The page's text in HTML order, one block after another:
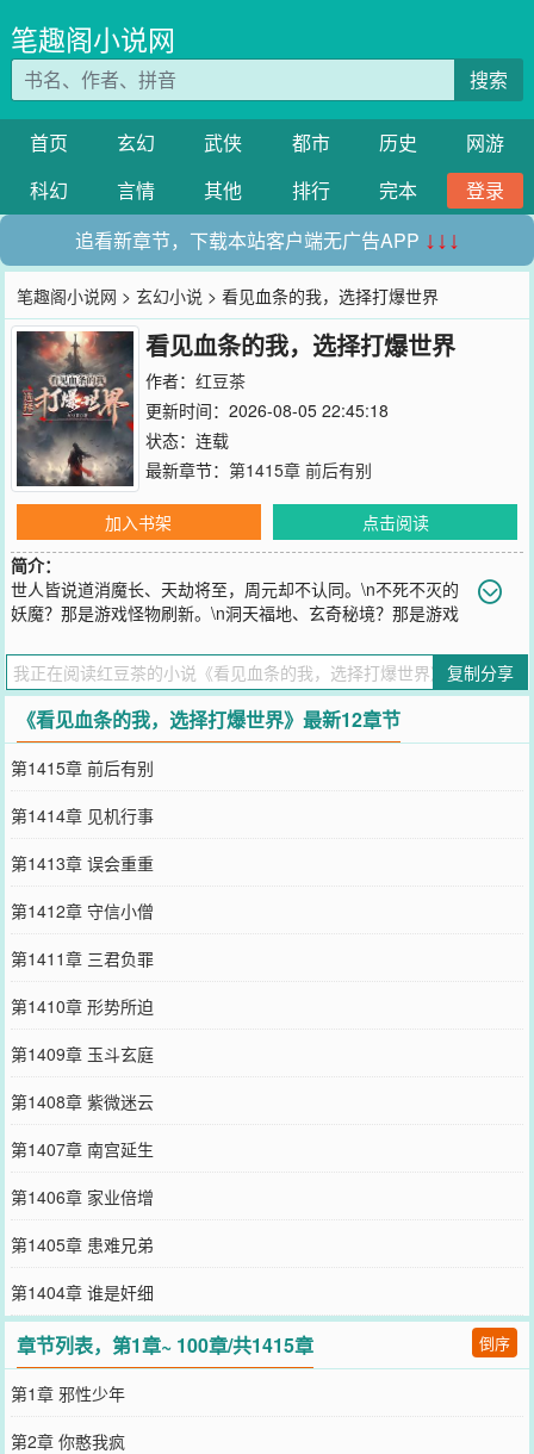
笔趣阁小说网
搜索
首页 玄幻 武侠 都市 历史
网游
科幻
言情 其他 排行 完本
登录
追看新章节，下载本站客户端无广告APP ↓↓↓
笔趣阁小说网 >玄幻小说 > 看见血条的我，选择打爆世界
看见血条的我，选择打爆世界
作者： 红豆茶
更新时间：2026-08-05 22:45:18
状态：连载
最新章节： 第1415章 前后有别
加入书架
点击阅读
简介：
世人皆说道消魔长、天劫将至，周元却不认同。\n不死不灭的
妖魔？那是游戏怪物刷新。\n洞天福地、玄奇秘境？那是游戏
刷新。\n“道长，你信我啊，只要你们都撤出洞天，副本就会刷新。\n
有刷新怪物做资粮，修炼资源就会源源不断。”\n“孽障，你竟然要放出
不死不灭的邪魔，老道和你拼了。”\n周元看到所有人头上都有血条，
就连广阔无边的大地也一样。\n他举起武器重重的捶了下去，选择打
爆这个世界。
您要是觉得《看见血条的我，选择打爆世界
向您QQ群和微博微信里的朋友推荐哦！
复制分享
《看见血条的我，选择打爆世界》最新12章节
第1415章 前后有别
第1414章 见机行事
第1413章 误会重重
第1412章 守信小僧
第1411章 三君负罪
第1410章 形势所迫
第1409章 玉斗玄庭
第1408章 紫微迷云
第1407章 南宫延生
第1406章 家业倍增
第1405章 患难兄弟
第1404章 谁是奸细
章节列表，第1章~ 100章/共1415章 倒序
第1章 邪性少年
第2章 你憨我疯